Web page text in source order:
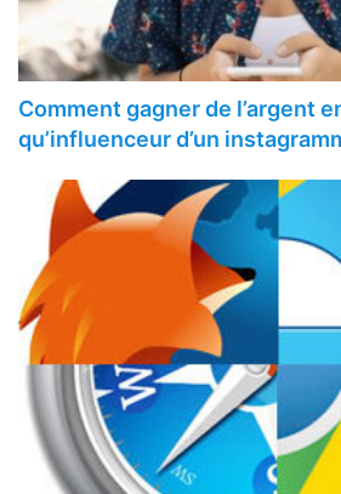
Comment gagner de l’argent
qu’influenceur d’un